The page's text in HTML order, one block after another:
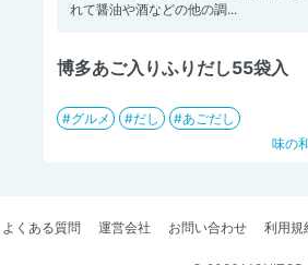
れて醤油や酒などの他の調...
博多あご入りふりだし55袋入
グルメ だし
あごだし
味の
よくある質問 運営会社 お問い合わせ 利用規